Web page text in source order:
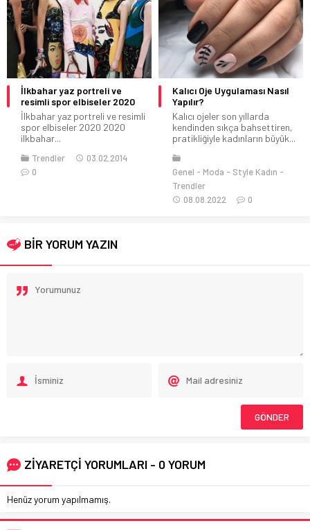
İlkbahar yaz portreli ve
resimli spor elbiseler 2020
İlkbahar yaz portreli ve resimli
spor elbiseler 2020 2020
ilkbahar...
Trendler
03.02.2014
0
Kalıcı Oje Uygulaması Nasıl
Yapılır?
Kalıcı ojeler son yıllarda
kendinden sıkça bahsettiren,
pratikliğiyle kadınların büyük...
Genel Moda
Style Kadın
Trendler
08.08.2022
0
BİR YORUM YAZIN
ZİYARETÇİ YORUMLARI - 0 YORUM
Henüz yorum yapılmamış.